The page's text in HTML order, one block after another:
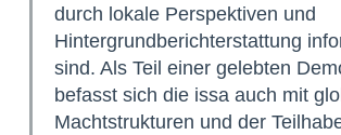
durch lokale Perspektiven und
Hintergrundberichterstattung
sind. Als Teil einer gelebten
befasst sich die issa auch mit
Machtstrukturen und der